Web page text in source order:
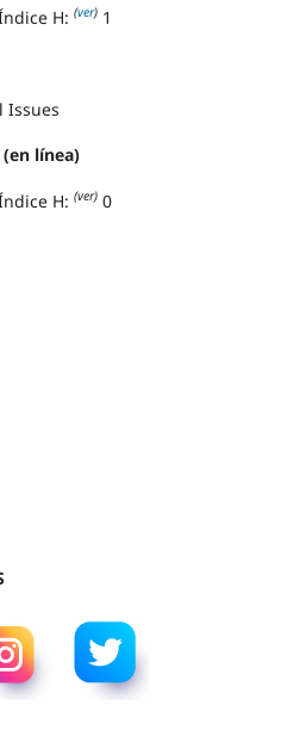
H: (ver) 1
Issues
(en línea)
H: (ver) 0